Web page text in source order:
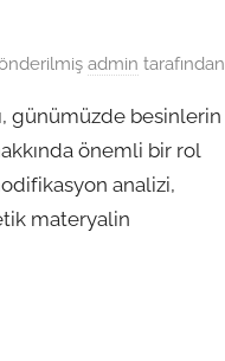
admin tarafından
günümüzde besinlerin
önemli bir rol
analizi,
materyalin